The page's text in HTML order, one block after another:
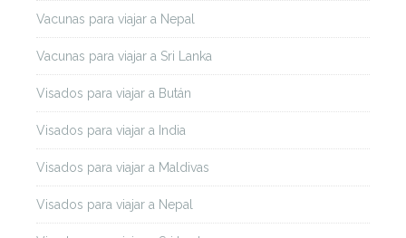
Vacunas para viajar a Nepal
Vacunas para viajar a Sri Lanka
Visados para viajar a Bután
Visados para viajar a India
Visados para viajar a Maldivas
Visados para viajar a Nepal